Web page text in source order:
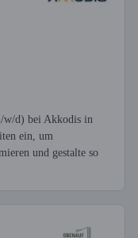
w/d) bei Akkodis in
ein, um
und gestalte so